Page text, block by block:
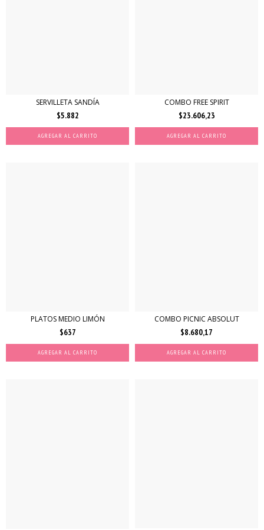
SERVILLETA SANDÍA
$5.882
COMBO FREE SPIRIT
$23.606,23
AGREGAR AL CARRITO
PLATOS MEDIO LIMÓN
$637
AGREGAR AL CARRITO
COMBO PICNIC ABSOLUT
$8.680,17